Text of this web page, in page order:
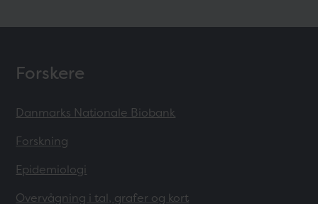
Forskere
Danmarks Nationale Biobank
Forskning
Epidemiologi
Overvågning i tal, grafer og kort